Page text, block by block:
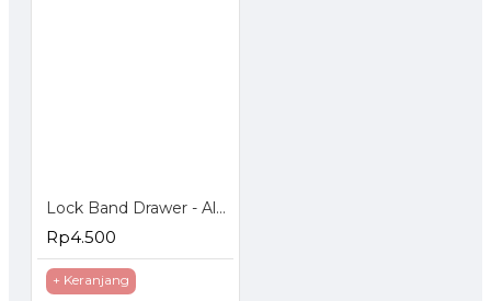
Lock Band Drawer - Alat Pengaman Laci dan Lemari
Rp4.500
+ Keranjang